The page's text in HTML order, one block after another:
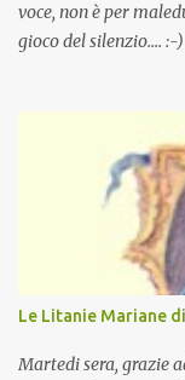
voce, non è per
gioco del silenzio.... :-)
Le Litanie Mariane
Martedi sera, grazie